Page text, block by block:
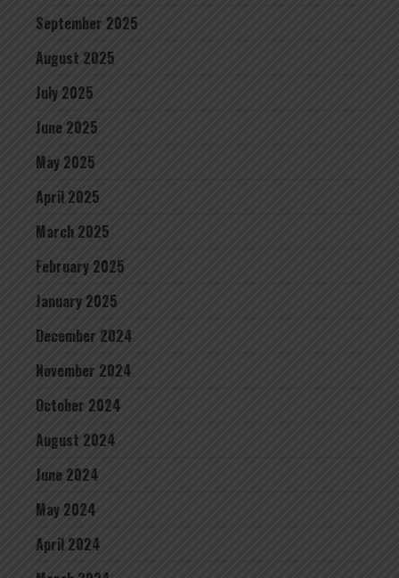
September 2025
August 2025
July 2025
June 2025
May 2025
April 2025
March 2025
February 2025
January 2025
December 2024
November 2024
October 2024
August 2024
June 2024
May 2024
April 2024